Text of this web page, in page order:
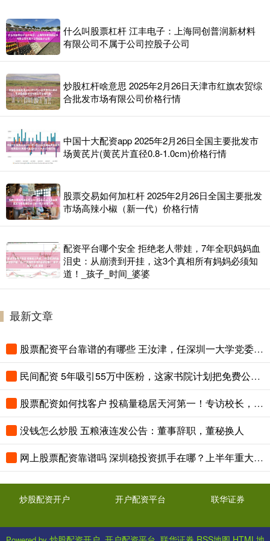
什么叫股票杠杆 江丰电子：上海同创普润新材料
有限公司不属于公司控股子公司
炒股杠杆啥意思 2025年2月26日天津市红旗农贸综
合批发市场有限公司价格行情
中国十大配资app 2025年2月26日全国主要批发市
场黄芪片(黄芪片直径0.8-1.0cm)价格行情
股票交易如何加杠杆 2025年2月26日全国主要批发
市场高辣小椒（新一代）价格行情
配资平台哪个安全 拒绝老人带娃，7年全职妈妈血
泪史：从崩溃到开挂，这3个真相所有妈妈必须知
道！_孩子_时间_婆婆
最新文章
股票配资平台靠谱的有哪些 王汝津，任深圳一大学党委书记
民间配资 5年吸引55万中医粉，这家书院计划把免费公益课继续办下去
股票配资如何找客户 投稿量稳居天河第一！专访校长，揭秘文明出行教育的创新密码
没钱怎么炒股 五粮液连发公告：董事辞职，董秘换人
网上股票配资靠谱吗 深圳稳投资抓手在哪？上半年重大项目投资进度超五成
炒股配资开户 开户配资平台 联华证券